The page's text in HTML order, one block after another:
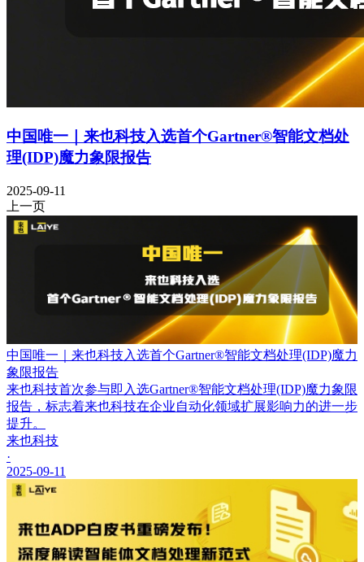
中国唯一｜来也科技入选首个Gartner®智能文档处
理(IDP)魔力象限报告
2025-09-11
上一页
中国唯一｜来也科技入选首个Gartner®智能文档处理(IDP)魔力
象限报告
来也科技首次参与即入选Gartner®智能文档处理(IDP)魔力象限
报告，标志着来也科技在企业自动化领域扩展影响力的进一步
提升。
来也科技
·
2025-09-11